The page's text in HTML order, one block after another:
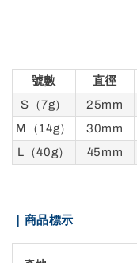
號數 直徑
S（7g）
25mm
M（14g）
30mm
L（40g）
45mm
｜商品標示